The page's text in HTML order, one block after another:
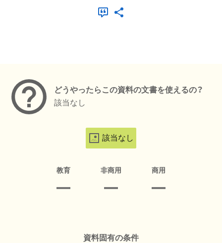
どうやったらこの資料の文書を使えるの？
該当なし
該当なし
教育 非商用 商用
資料固有の条件